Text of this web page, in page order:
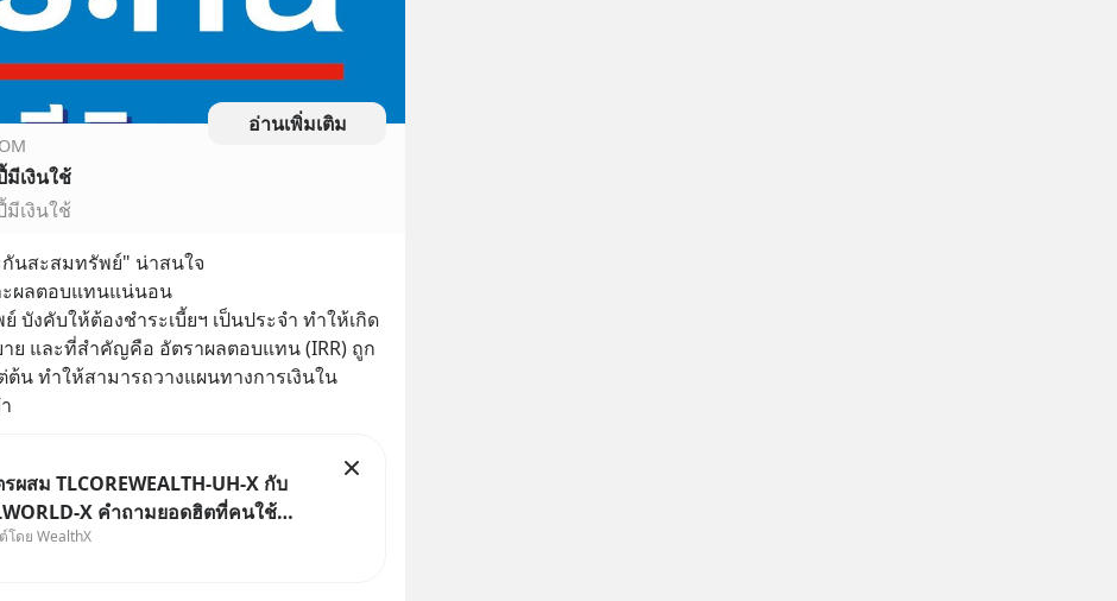
อ่านเพิ่มเติม
เงินใช้
เงินใช้
นสะสมทรัพย์" น่าสนใจ
ผลตอบแทนแน่นอน
บังคับให้ต้องชำระเบี้ยฯ เป็นประจำ ทำให้เกิด
ย และที่สำคัญคือ อัตราผลตอบแทน (IRR) ถูก
น ทำให้สามารถวางแผนทางการเงินใน
ผสม TLCOREWEALTH-UH-X กับ
X คำถามยอดฮิตที่คนใช้
ถามเข้ามา
โดย WealthX